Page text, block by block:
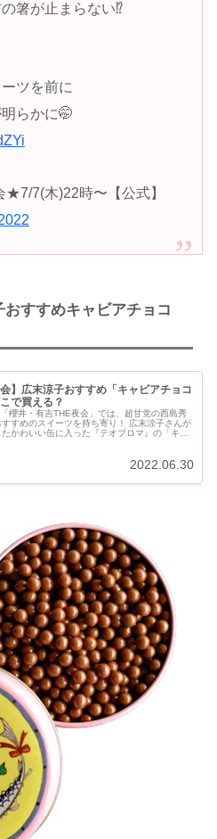
箸が止まらない⁉️
ツを前に
らかに🤭
7(木)22時〜【公式】
おすすめキャビアチョコ
会】広末涼子おすすめ「キャビアチョコ
で買える？
櫻井・有吉THE夜会」では、超甘党の西島秀
のスイーツを持ち寄り！ 広末涼子さんが
かわいい缶に入った『テオブロマ』の「キャ
2022.06.30